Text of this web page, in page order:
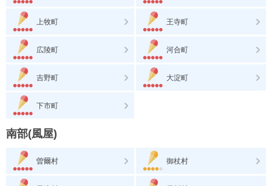
上牧町 王寺町
広陵町 河合町
吉野町 大淀町
下市町
南部(風屋)
曽爾村 御杖村